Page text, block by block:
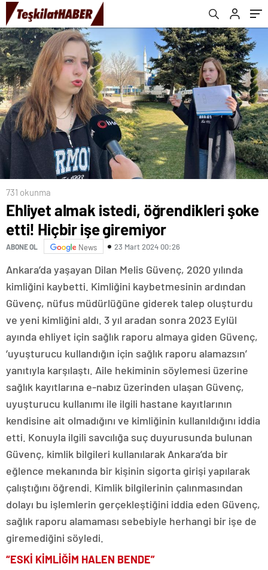
731 okunma
Ehliyet almak istedi, öğrendikleri şoke
etti! Hiçbir işe giremiyor
ABONE OL News 23 Mart 2024 00:26
Ankara’da yaşayan Dilan Melis Güvenç, 2020 yılında
kimliğini kaybetti. Kimliğini kaybetmesinin ardından
Güvenç, nüfus müdürlüğüne giderek talep oluşturdu
ve yeni kimliğini aldı. 3 yıl aradan sonra 2023 Eylül
ayında ehliyet için sağlık raporu almaya giden Güvenç,
‘uyuşturucu kullandığın için sağlık raporu alamazsın’
yanıtıyla karşılaştı. Aile hekiminin söylemesi üzerine
sağlık kayıtlarına e-nabız üzerinden ulaşan Güvenç,
uyuşturucu kullanımı ile ilgili hastane kayıtlarının
kendisine ait olmadığını ve kimliğinin kullanıldığını iddia
etti. Konuyla ilgili savcılığa suç duyurusunda bulunan
Güvenç, kimlik bilgileri kullanılarak Ankara’da bir
eğlence mekanında bir kişinin sigorta girişi yapılarak
çalıştığını öğrendi. Kimlik bilgilerinin çalınmasından
dolayı bu işlemlerin gerçekleştiğini iddia eden Güvenç,
sağlık raporu alamaması sebebiyle herhangi bir işe de
giremediğini söyledi.
“ESKİ KİMLİĞİM HALEN BENDE”